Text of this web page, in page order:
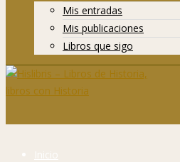
Mis entradas
Mis publicaciones
Libros que sigo
Inicio